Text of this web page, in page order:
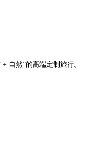
自然”的高端定制旅行。